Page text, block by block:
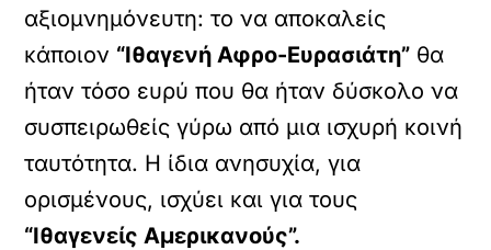
αξιομνημόνευτη: το να αποκαλείς
κάποιον “Ιθαγενή Αφρο-Ευρασιάτη” θα
ήταν τόσο ευρύ που θα ήταν δύσκολο να
συσπειρωθείς γύρω από μια ισχυρή κοινή
ταυτότητα. Η ίδια ανησυχία, για
ορισμένους, ισχύει και για τους
“Ιθαγενείς Αμερικανούς”.